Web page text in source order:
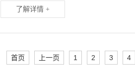
了解详情 +
首页 上一页 1 2 3 4